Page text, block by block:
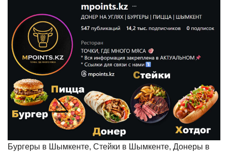
Бургеры в Шымкенте, Стейки в Шымкенте, Донеры в